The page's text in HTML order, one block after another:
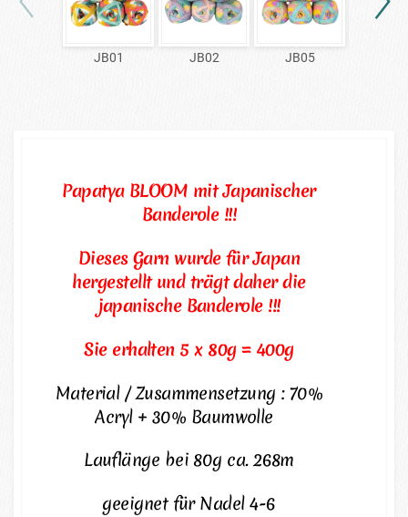
JB01 JB02 JB05
Papatya BLOOM mit Japanischer
Banderole !!!
Dieses Garn wurde für Japan
hergestellt und trägt daher die
japanische Banderole !!!
Sie erhalten 5 x 80g = 400g
Material / Zusammensetzung : 70%
Acryl + 30% Baumwolle
Lauflänge bei 80g ca. 268m
geeignet für Nadel 4-6